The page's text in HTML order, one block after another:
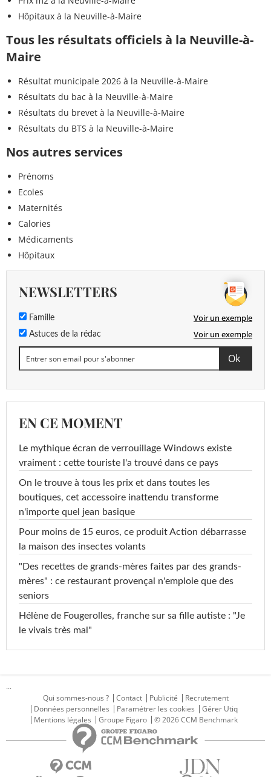
Hôpitaux à la Neuville-à-Maire
Tous les résultats officiels à la Neuville-à-
Maire
Résultat municipale 2026 à la Neuville-à-Maire
Résultats du bac à la Neuville-à-Maire
Résultats du brevet à la Neuville-à-Maire
Résultats du BTS à la Neuville-à-Maire
Nos autres services
Prénoms
Ecoles
Maternités
Calories
Médicaments
Hôpitaux
NEWSLETTERS
Famille Voir un exemple
Astuces de la rédac Voir un exemple
EN CE MOMENT
Le mythique écran de verrouillage Windows existe
vraiment : cette touriste l'a trouvé dans ce pays
On le trouve à tous les prix et dans toutes les
boutiques, cet accessoire inattendu transforme
n'importe quel jean basique
Pour moins de 15 euros, ce produit Action débarrasse
la maison des insectes volants
"Des recettes de grands-mères faites par des grands-
mères" : ce restaurant provençal n'emploie que des
seniors
Hélène de Fougerolles, franche sur sa fille autiste : "Je
le vivais très mal"
...
Qui sommes-nous ?
Contact Publicité
Recrutement
Données personnelles
Paramétrer les cookies
Gérer Utiq
Mentions légales
Groupe Figaro © 2026 CCM Benchmark